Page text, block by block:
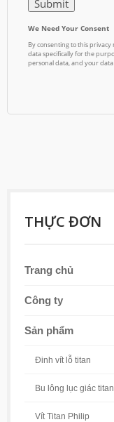
THỰC ĐƠN
Trang chủ
Công ty
Sản phẩm
Đinh vít lỗ titan
Bu lông lục giác titan
Vít Titan Philip